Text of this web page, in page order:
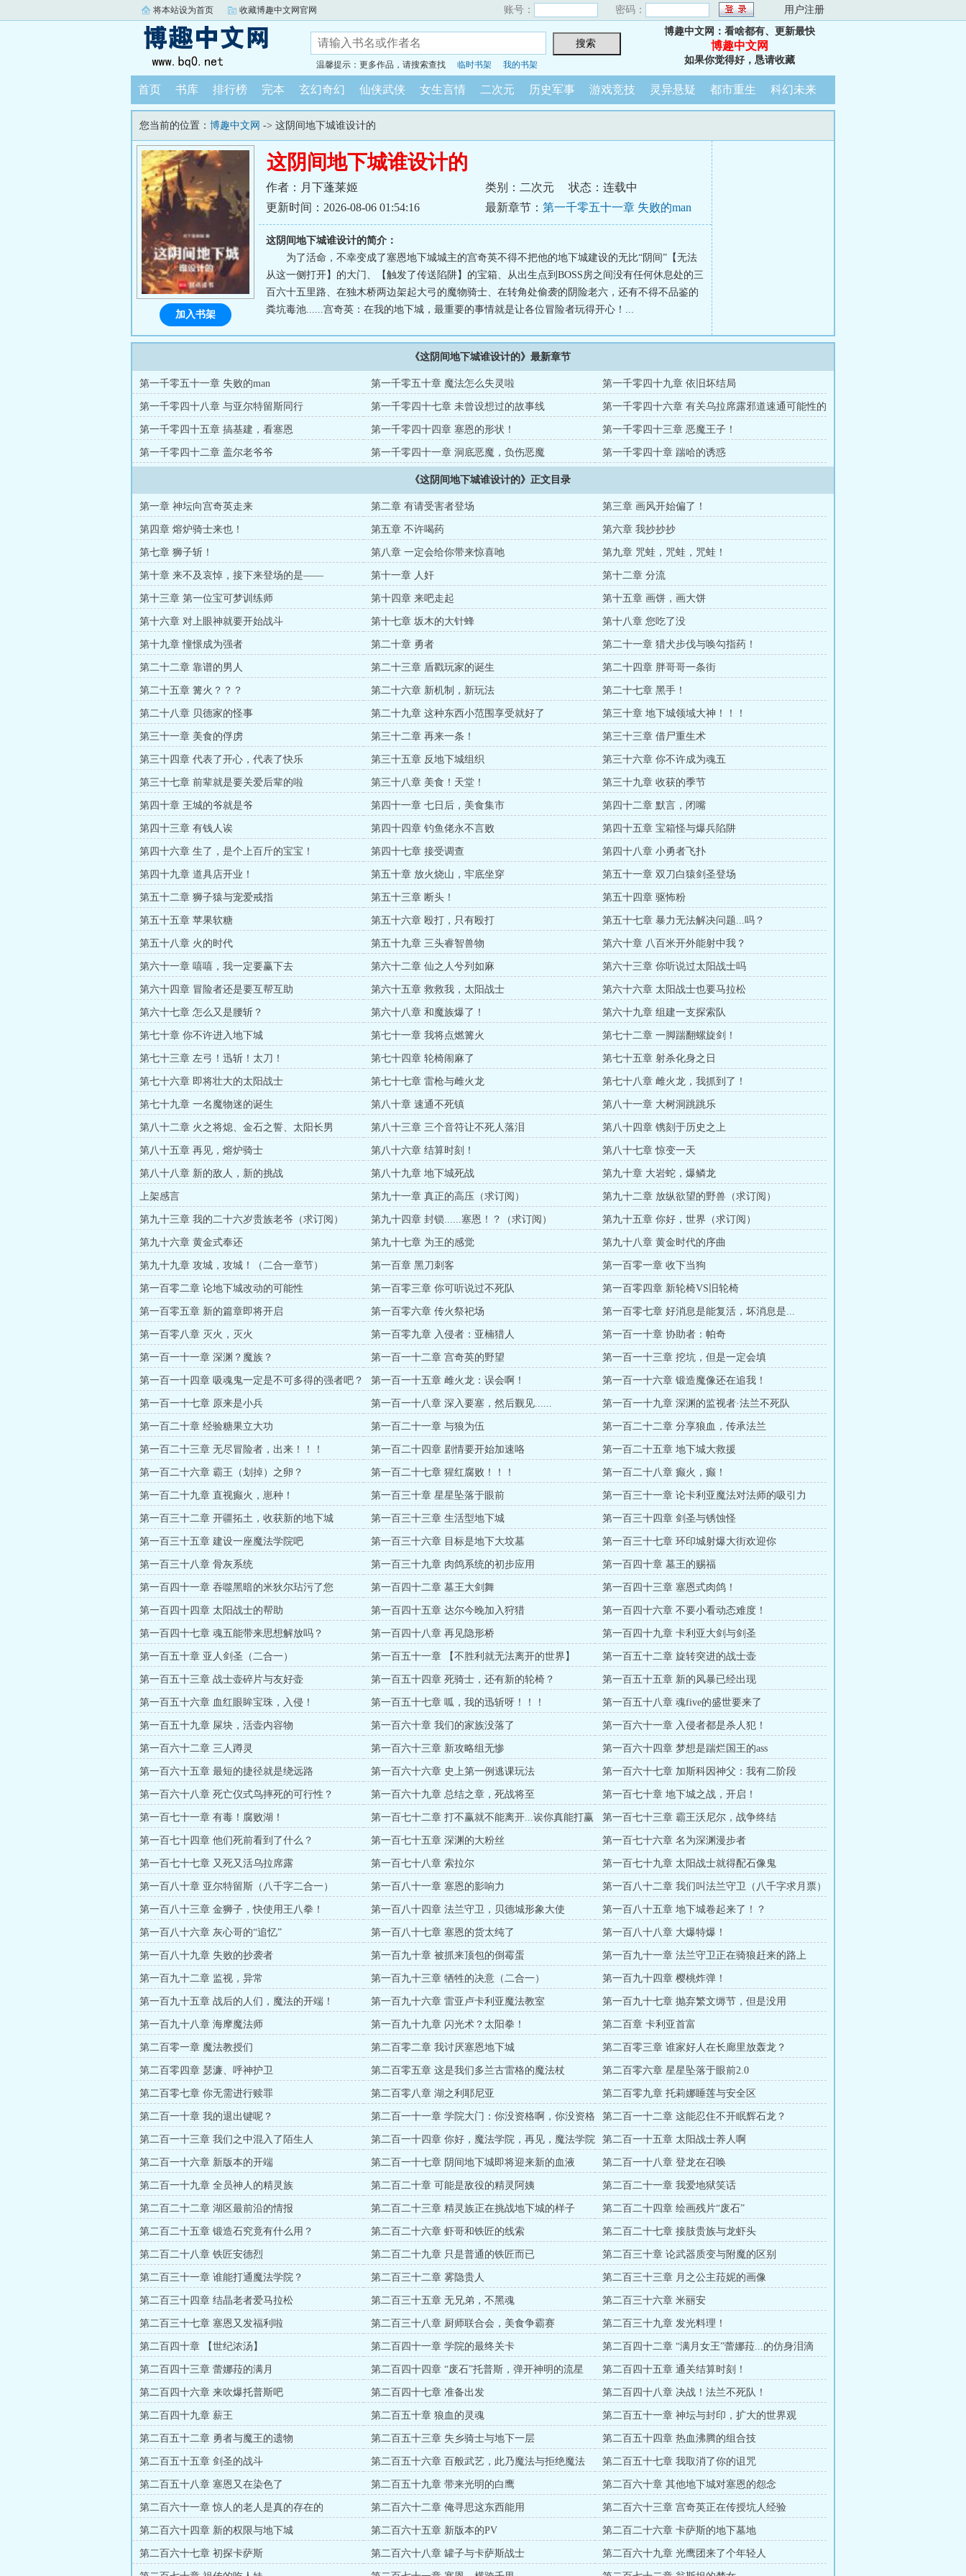
将本站设为首页 收藏博趣中文网官网 账号： 密码： 用户注册
温馨提示：更多作品，请搜索查找 临时书架 我的书架
博趣中文网：看啥都有、更新最快
博趣中文网
如果你觉得好，恳请收藏
首页 书库 排行榜 完本 玄幻奇幻 仙侠武侠 女生言情 二次元 历史军事 游戏竞技 灵异悬疑 都市重生 科幻未来
您当前的位置： 博趣中文网 -> 这阴间地下城谁设计的
这阴间地下城谁设计的
作者：月下蓬莱姬 类别：二次元
状态：连载中
更新时间：2026-08-06 01:54:16
最新章节： 第一千零五十一章 失败的man
这阴间地下城谁设计的简介：
为了活命，不幸变成了塞恩地下城城主的宫奇英不得不把他的地下城建设的无比“阴间”【无法
从这一侧打开】的大门、【触发了传送陷阱】的宝箱、从出生点到BOSS房之间没有任何休息处的三
百六十五里路、在独木桥两边架起大弓的魔物骑士、在转角处偷袭的阴险老六，还有不得不品鉴的
粪坑毒池......宫奇英：在我的地下城，最重要的事情就是让各位冒险者玩得开心！...
加入书架
《这阴间地下城谁设计的》最新章节
第一千零五十一章 失败的man 第一千零五十章 魔法怎么失灵啦 第一千零四十九章 依旧坏结局
第一千零四十八章 与亚尔特留斯同行 第一千零四十七章 未曾设想过的故事线
第一千零四十六章 有关乌拉席露邪道速通可能性的
探讨
第一千零四十五章 搞基建，看塞恩 第一千零四十四章 塞恩的形状！ 第一千零四十三章 恶魔王子！
第一千零四十二章 盖尔老爷爷 第一千零四十一章 洞底恶魔，负伤恶魔 第一千零四十章 踹哈的诱惑
《这阴间地下城谁设计的》正文目录
第一章 神坛向宫奇英走来 第二章 有请受害者登场 第三章 画风开始偏了！
第四章 熔炉骑士来也！ 第五章 不许喝药 第六章 我抄抄抄
第七章 狮子斩！ 第八章 一定会给你带来惊喜吔 第九章 咒蛙，咒蛙，咒蛙！
第十章 来不及哀悼，接下来登场的是—— 第十一章 人奸 第十二章 分流
第十三章 第一位宝可梦训练师 第十四章 来吧走起 第十五章 画饼，画大饼
第十六章 对上眼神就要开始战斗 第十七章 坂木的大针蜂 第十八章 您吃了没
第十九章 憧憬成为强者 第二十章 勇者 第二十一章 猎犬步伐与唤勾指药！
第二十二章 靠谱的男人 第二十三章 盾戳玩家的诞生 第二十四章 胖哥哥一条街
第二十五章 篝火？？？ 第二十六章 新机制，新玩法 第二十七章 黑手！
第二十八章 贝德家的怪事 第二十九章 这种东西小范围享受就好了 第三十章 地下城领域大神！！！
第三十一章 美食的俘虏 第三十二章 再来一条！ 第三十三章 借尸重生术
第三十四章 代表了开心，代表了快乐 第三十五章 反地下城组织 第三十六章 你不许成为魂五
第三十七章 前辈就是要关爱后辈的啦 第三十八章 美食！天堂！ 第三十九章 收获的季节
第四十章 王城的爷就是爷 第四十一章 七日后，美食集市 第四十二章 默言，闭嘴
第四十三章 有钱人诶 第四十四章 钓鱼佬永不言败 第四十五章 宝箱怪与爆兵陷阱
第四十六章 生了，是个上百斤的宝宝！ 第四十七章 接受调查 第四十八章 小勇者飞扑
第四十九章 道具店开业！ 第五十章 放火烧山，牢底坐穿 第五十一章 双刀白猿剑圣登场
第五十二章 狮子猿与宠爱戒指 第五十三章 断头！ 第五十四章 驱怖粉
第五十五章 苹果软糖 第五十六章 殴打，只有殴打 第五十七章 暴力无法解决问题...吗？
第五十八章 火的时代 第五十九章 三头睿智兽物 第六十章 八百米开外能射中我？
第六十一章 嘻嘻，我一定要赢下去 第六十二章 仙之人兮列如麻 第六十三章 你听说过太阳战士吗
第六十四章 冒险者还是要互帮互助 第六十五章 救救我，太阳战士 第六十六章 太阳战士也要马拉松
第六十七章 怎么又是腰斩？ 第六十八章 和魔族爆了！ 第六十九章 组建一支探索队
第七十章 你不许进入地下城 第七十一章 我将点燃篝火 第七十二章 一脚踹翻螺旋剑！
第七十三章 左弓！迅斩！太刀！ 第七十四章 轮椅闹麻了 第七十五章 射杀化身之日
第七十六章 即将壮大的太阳战士 第七十七章 雷枪与雌火龙 第七十八章 雌火龙，我抓到了！
第七十九章 一名魔物迷的诞生 第八十章 速通不死镇 第八十一章 大树洞跳跳乐
第八十二章 火之将熄、金石之誓、太阳长男 第八十三章 三个音符让不死人落泪 第八十四章 镌刻于历史之上
第八十五章 再见，熔炉骑士 第八十六章 结算时刻！ 第八十七章 惊变一天
第八十八章 新的敌人，新的挑战 第八十九章 地下城死战 第九十章 大岩蛇，爆鳞龙
上架感言 第九十一章 真正的高压（求订阅） 第九十二章 放纵欲望的野兽（求订阅）
第九十三章 我的二十六岁贵族老爷（求订阅） 第九十四章 封锁......塞恩！？（求订阅） 第九十五章 你好，世界（求订阅）
第九十六章 黄金式奉还 第九十七章 为王的感觉 第九十八章 黄金时代的序曲
第九十九章 攻城，攻城！（二合一章节） 第一百章 黑刀刺客 第一百零一章 收下当狗
第一百零二章 论地下城改动的可能性 第一百零三章 你可听说过不死队 第一百零四章 新轮椅VS旧轮椅
第一百零五章 新的篇章即将开启 第一百零六章 传火祭祀场 第一百零七章 好消息是能复活，坏消息是...
第一百零八章 灭火，灭火 第一百零九章 入侵者：亚楠猎人 第一百一十章 协助者：帕奇
第一百一十一章 深渊？魔族？ 第一百一十二章 宫奇英的野望 第一百一十三章 挖坑，但是一定会填
第一百一十四章 吸魂鬼一定是不可多得的强者吧？ 第一百一十五章 雌火龙：误会啊！ 第一百一十六章 锻造魔像还在追我！
第一百一十七章 原来是小兵 第一百一十八章 深入要塞，然后觐见...... 第一百一十九章 深渊的监视者·法兰不死队
第一百二十章 经验糖果立大功 第一百二十一章 与狼为伍 第一百二十二章 分享狼血，传承法兰
第一百二十三章 无尽冒险者，出来！！！ 第一百二十四章 剧情要开始加速咯 第一百二十五章 地下城大救援
第一百二十六章 霸王（划掉）之卵？ 第一百二十七章 猩红腐败！！！ 第一百二十八章 癫火，癫！
第一百二十九章 直视癫火，崽种！ 第一百三十章 星星坠落于眼前 第一百三十一章 论卡利亚魔法对法师的吸引力
第一百三十二章 开疆拓土，收获新的地下城 第一百三十三章 生活型地下城 第一百三十四章 剑圣与锈蚀怪
第一百三十五章 建设一座魔法学院吧 第一百三十六章 目标是地下大坟墓 第一百三十七章 环印城射爆大街欢迎你
第一百三十八章 骨灰系统 第一百三十九章 肉鸽系统的初步应用 第一百四十章 墓王的赐福
第一百四十一章 吞噬黑暗的米狄尔玷污了您 第一百四十二章 墓王大剑舞 第一百四十三章 塞恩式肉鸽！
第一百四十四章 太阳战士的帮助 第一百四十五章 达尔今晚加入狩猎 第一百四十六章 不要小看动态难度！
第一百四十七章 魂五能带来思想解放吗？ 第一百四十八章 再见隐形桥 第一百四十九章 卡利亚大剑与剑圣
第一百五十章 亚人剑圣（二合一） 第一百五十一章 【不胜利就无法离开的世界】 第一百五十二章 旋转突进的战士壶
第一百五十三章 战士壶碎片与友好壶 第一百五十四章 死骑士，还有新的轮椅？ 第一百五十五章 新的风暴已经出现
第一百五十六章 血红眼眸宝珠，入侵！ 第一百五十七章 呱，我的迅斩呀！！！ 第一百五十八章 魂five的盛世要来了
第一百五十九章 屎块，活壶内容物 第一百六十章 我们的家族没落了 第一百六十一章 入侵者都是杀人犯！
第一百六十二章 三人蹲灵 第一百六十三章 新攻略组无惨 第一百六十四章 梦想是踹烂国王的ass
第一百六十五章 最短的捷径就是绕远路 第一百六十六章 史上第一例逃课玩法 第一百六十七章 加斯科因神父：我有二阶段
第一百六十八章 死亡仪式鸟摔死的可行性？ 第一百六十九章 总结之章，死战将至 第一百七十章 地下城之战，开启！
第一百七十一章 有毒！腐败湖！
第一百七十二章 打不赢就不能离开...诶你真能打赢
啊？
第一百七十三章 霸王沃尼尔，战争终结
第一百七十四章 他们死前看到了什么？ 第一百七十五章 深渊的大粉丝 第一百七十六章 名为深渊漫步者
第一百七十七章 又死又活乌拉席露 第一百七十八章 索拉尔 第一百七十九章 太阳战士就得配石像鬼
第一百八十章 亚尔特留斯（八千字二合一） 第一百八十一章 塞恩的影响力 第一百八十二章 我们叫法兰守卫（八千字求月票）
第一百八十三章 金狮子，快使用王八拳！ 第一百八十四章 法兰守卫，贝德城形象大使 第一百八十五章 地下城卷起来了！？
第一百八十六章 灰心哥的“追忆” 第一百八十七章 塞恩的货太纯了 第一百八十八章 大爆特爆！
第一百八十九章 失败的抄袭者 第一百九十章 被抓来顶包的倒霉蛋 第一百九十一章 法兰守卫正在骑狼赶来的路上
第一百九十二章 监视，异常 第一百九十三章 牺牲的决意（二合一） 第一百九十四章 樱桃炸弹！
第一百九十五章 战后的人们，魔法的开端！ 第一百九十六章 雷亚卢卡利亚魔法教室 第一百九十七章 抛弃繁文缛节，但是没用
第一百九十八章 海摩魔法师 第一百九十九章 闪光术？太阳拳！ 第二百章 卡利亚首富
第二百零一章 魔法教授们 第二百零二章 我讨厌塞恩地下城 第二百零三章 谁家好人在长廊里放轰龙？
第二百零四章 瑟濂、呼神护卫 第二百零五章 这是我们多兰古雷格的魔法杖 第二百零六章 星星坠落于眼前2.0
第二百零七章 你无需进行赎罪 第二百零八章 湖之利耶尼亚 第二百零九章 托莉娜睡莲与安全区
第二百一十章 我的退出键呢？ 第二百一十一章 学院大门：你没资格啊，你没资格 第二百一十二章 这能忍住不开眠辉石龙？
第二百一十三章 我们之中混入了陌生人 第二百一十四章 你好，魔法学院，再见，魔法学院 第二百一十五章 太阳战士养人啊
第二百一十六章 新版本的开端 第二百一十七章 阴间地下城即将迎来新的血液 第二百一十八章 登龙在召唤
第二百一十九章 全员神人的精灵族 第二百二十章 可能是敌役的精灵阿姨 第二百二十一章 我爱地狱笑话
第二百二十二章 湖区最前沿的情报 第二百二十三章 精灵族正在挑战地下城的样子 第二百二十四章 绘画残片“废石”
第二百二十五章 锻造石究竟有什么用？ 第二百二十六章 虾哥和铁匠的线索 第二百二十七章 接肢贵族与龙虾头
第二百二十八章 铁匠安德烈 第二百二十九章 只是普通的铁匠而已 第二百三十章 论武器质变与附魔的区别
第二百三十一章 谁能打通魔法学院？ 第二百三十二章 雾隐贵人 第二百三十三章 月之公主菈妮的画像
第二百三十四章 结晶老者爱马拉松 第二百三十五章 无兄弟，不黑魂 第二百三十六章 米丽安
第二百三十七章 塞恩又发福利啦 第二百三十八章 厨师联合会，美食争霸赛 第二百三十九章 发光料理！
第二百四十章 【世纪浓汤】 第二百四十一章 学院的最终关卡 第二百四十二章 “满月女王”蕾娜菈...的仿身泪滴
第二百四十三章 蕾娜菈的满月 第二百四十四章 “废石”托普斯，弹开神明的流星 第二百四十五章 通关结算时刻！
第二百四十六章 来吹爆托普斯吧 第二百四十七章 准备出发 第二百四十八章 决战！法兰不死队！
第二百四十九章 薪王 第二百五十章 狼血的灵魂 第二百五十一章 神坛与封印，扩大的世界观
第二百五十二章 勇者与魔王的遗物 第二百五十三章 失乡骑士与地下一层 第二百五十四章 热血沸腾的组合技
第二百五十五章 剑圣的战斗 第二百五十六章 百般武艺，此乃魔法与拒绝魔法 第二百五十七章 我取消了你的诅咒
第二百五十八章 塞恩又在染色了 第二百五十九章 带来光明的白鹰 第二百六十章 其他地下城对塞恩的怨念
第二百六十一章 惊人的老人是真的存在的 第二百六十二章 俺寻思这东西能用 第二百六十三章 宫奇英正在传授坑人经验
第二百六十四章 新的权限与地下城 第二百六十五章 新版本的PV 第二百二十六章 卡萨斯的地下墓地
第二百六十七章 初探卡萨斯 第二百六十八章 罐子与卡萨斯战士 第二百六十九章 光鹰团来了个年轻人